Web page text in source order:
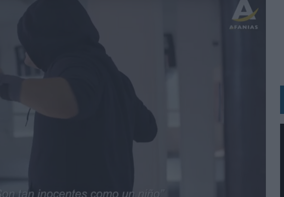
URBANA PARA TRANSFORMAR EL PATRIMONIO HISTÓRICO EN ACTIVOS CULTURALES Y ECONÓMICOS
A CASONÁ Y ASUME LA GESTIÓN DE SUS RELACIONES CON LOS MEDIOS
ACERCA EL PARAÍSO CANARIO EN SU ÚLTIMA CAMPAÑA INTERNACIONAL
ARIAS): “LA CONSTRUCCIÓN DE MARCA A LARGO PLAZO Y LA MEDICIÓN SON DOS CARAS DE LA MISMA
QUE SE DISFRUTA DOS VECES’, DE INUSUALY PARA CERVEZA CAPAZ
CADA BOTELLA EN UNA OPORTUNIDAD DE INCLUSIÓN
SOÑAR’, DE VML PARA MOVISTAR